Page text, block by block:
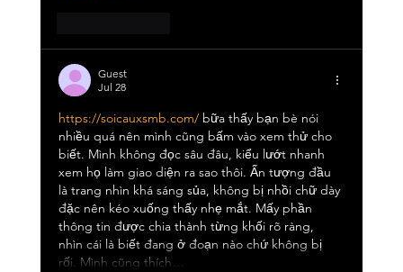
Guest
Jul 28
https://soicauxsmb.com/ bữa thấy bạn bè nói
nhiều quá nên mình cũng bấm vào xem thử cho
biết. Mình không đọc sâu đâu, kiểu lướt nhanh
xem họ làm giao diện ra sao thôi. Ấn tượng đầu
là trang nhìn khá sáng sủa, không bị nhồi chữ dày
đặc nên kéo xuống thấy nhẹ mắt. Mấy phần
thông tin được chia thành từng khối rõ ràng,
nhìn cái là biết đang ở đoạn nào chứ không bị
rối. Mình cũng thích…